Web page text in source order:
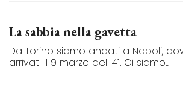
La sabbia nella gavetta
Da Torino siamo andati a Napoli,
arrivati il 9 marzo del '41. Ci siamo...